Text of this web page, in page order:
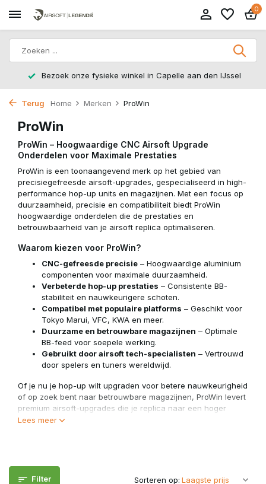
0
14 dagen retourtermijn – zonder gedoe, zonder
Terug Home Merken ProWin
ProWin
ProWin – Hoogwaardige CNC Airsoft Upgrade
Onderdelen voor Maximale Prestaties
ProWin is een toonaangevend merk op het gebied van
precisiegefreesde airsoft-upgrades, gespecialiseerd in high-
performance hop-up units en magazijnen. Met een focus op
duurzaamheid, precisie en compatibiliteit biedt ProWin
hoogwaardige onderdelen die de prestaties en
betrouwbaarheid van je airsoft replica optimaliseren.
Waarom kiezen voor ProWin?
CNC-gefreesde precisie – Hoogwaardige aluminium
componenten voor maximale duurzaamheid.
Verbeterde hop-up prestaties – Consistente BB-
stabiliteit en nauwkeurigere schoten.
Compatibel met populaire platforms – Geschikt voor
Tokyo Marui, VFC, KWA en meer.
Duurzame en betrouwbare magazijnen – Optimale
BB-feed voor soepele werking.
Gebruikt door airsoft tech-specialisten – Vertrouwd
door spelers en tuners wereldwijd.
Of je nu je hop-up wilt upgraden voor betere nauwkeurigheid
of op zoek bent naar betrouwbare magazijnen, ProWin levert
premium airsoft-upgrades die je replica naar een hoger
niveau tillen. Ontdek het assortiment en ervaar topprestaties!
Lees meer
Filter Sorteren op: